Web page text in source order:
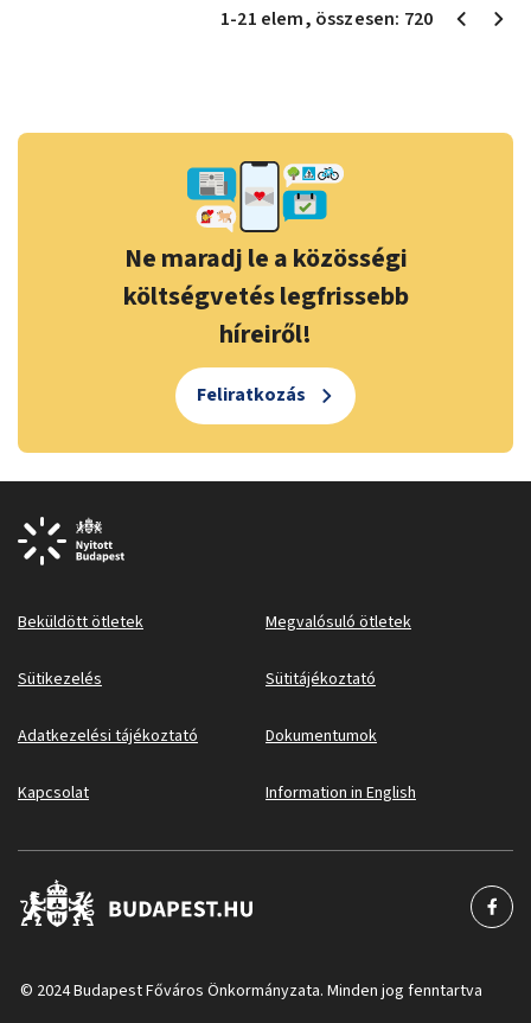
1-21 elem, összesen: 720
Ne maradj le a közösségi
költségvetés legfrissebb
híreiről!
Feliratkozás
Beküldött ötletek Megvalósuló ötletek
Sütikezelés Sütitájékoztató
Adatkezelési tájékoztató Dokumentumok
Kapcsolat Information in English
© 2024 Budapest Főváros Önkormányzata. Minden jog fenntartva